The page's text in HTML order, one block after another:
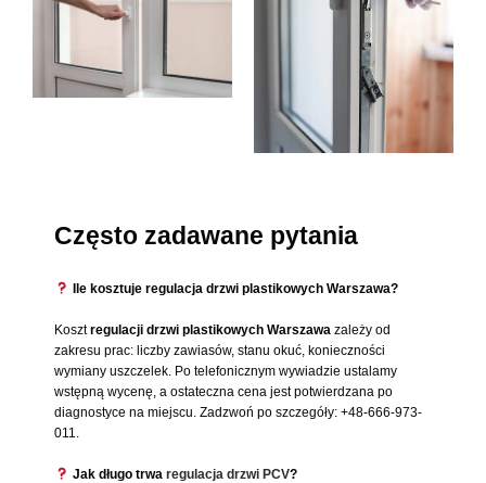
Często zadawane pytania
Ile kosztuje regulacja drzwi plastikowych Warszawa?
Kosztregulacji drzwi plastikowych Warszawa zależy od
zakresu prac: liczby zawiasów, stanu okuć, konieczności
wymiany uszczelek. Po telefonicznym wywiadzie ustalamy
wstępną wycenę, a ostateczna cena jest potwierdzana po
diagnostyce na miejscu. Zadzwoń po szczegóły: +48-666-973-
011.
Jak długo trwa regulacja drzwi PCV?